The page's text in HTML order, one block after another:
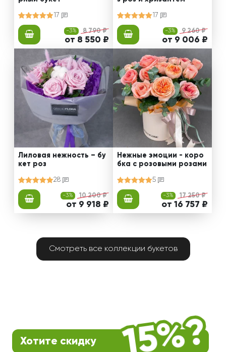
17
-3% 8 790 ₽
от 8 550 ₽
17
-3% 9 260 ₽
от 9 006 ₽
Лиловая нежность – бу
кет роз
28
-3% 10 200 ₽
от 9 918 ₽
Нежные эмоции - коро
бка с розовыми розами
5
-3% 17 250 ₽
от 16 757 ₽
Смотреть все коллекции букетов
Хотите скидку